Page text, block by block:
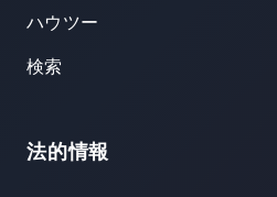
ハウツー
検索
法的情報